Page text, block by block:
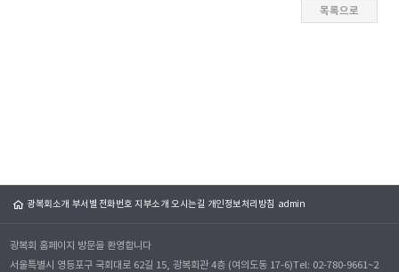
광복회소개 부서별 전화번호 지부소개 오시는길 개인정보처리방침 admin
광복회 홈페이지 방문을 환영합니다
서울특별시 영등포구 국회대로 62길 15, 광복회관 4층 (여의도동 17-6)Tel: 02-780-9661~2